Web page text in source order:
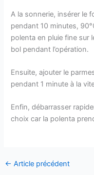
A la sonnerie, insérer le
pendant 10 minutes,
polenta en pluie fine sur
bol pendant l’opération.
Ensuite, ajouter le
pendant 1 minute à la
Enfin, débarrasser
choix car la polenta
← Article précédent